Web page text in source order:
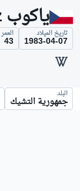
ياكوب Smrz
تاريخ الميلاد
1983-04-07
العمر
43
البلد
جمهورية التشيك